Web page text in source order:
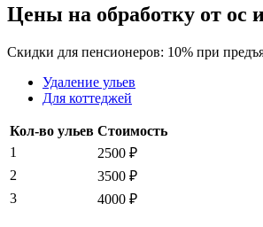
Цены на обработку от ос
Скидки для пенсионеров: 10% при
Удаление ульев
Для коттеджей
Кол-во ульев Стоимость
1
2500 ₽
2
3500 ₽
3
4000 ₽